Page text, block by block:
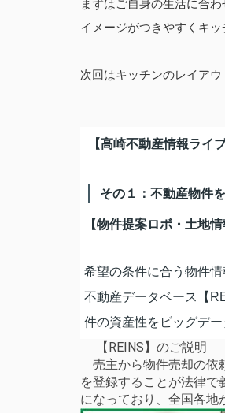
まずはご自身の生活に合
イメージがつきやすくキ
次回はキッチンのレイアウ
【高崎不動産情報ライ
その１：不動産物件
【物件提案ロボ・土地情
希望の条件に合う物件
不動産データベース【
件の資産性をビッグデ
【REINS】のご説明
売主から物件売却の依
を登録することが法律
になっており、全国各地